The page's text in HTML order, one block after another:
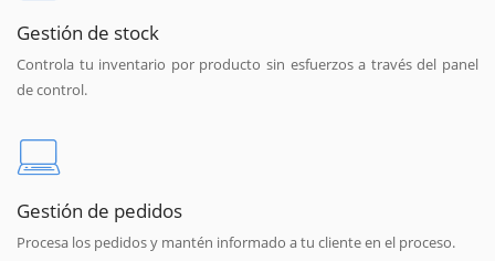
Gestión de stock
Controla tu inventario por producto sin esfuerzos a través del panel
de control.
Gestión de pedidos
Procesa los pedidos y mantén informado a tu cliente en el proceso.